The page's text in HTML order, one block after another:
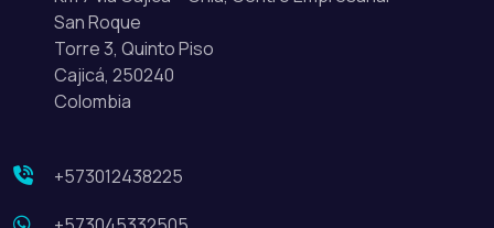
San Roque
Torre 3, Quinto Piso
Cajicá, 250240
Colombia
+573012438225